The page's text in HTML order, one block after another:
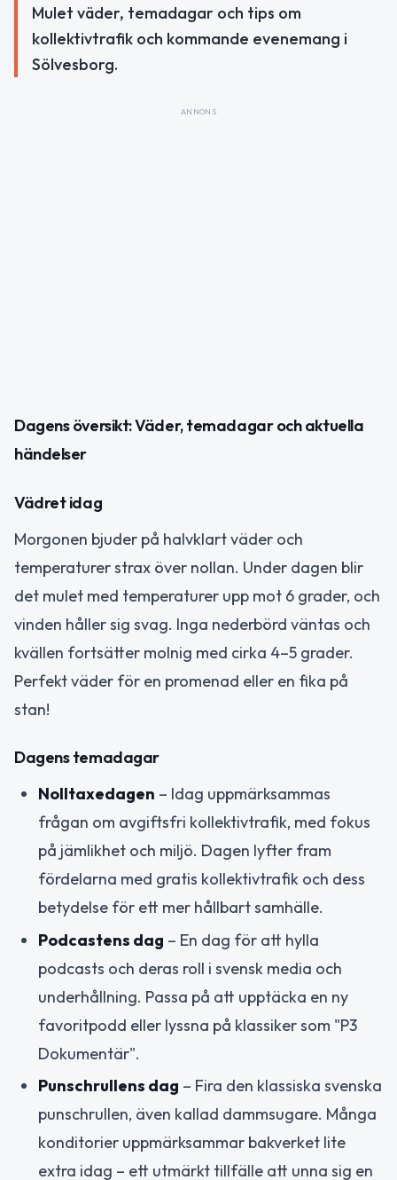
Mulet väder, temadagar och tips om
kollektivtrafik och kommande evenemang i
Sölvesborg.
ANNONS
Dagens översikt: Väder, temadagar och aktuella
händelser
Vädret idag
Morgonen bjuder på halvklart väder och
temperaturer strax över nollan. Under dagen blir
det mulet med temperaturer upp mot 6 grader, och
vinden håller sig svag. Inga nederbörd väntas och
kvällen fortsätter molnig med cirka 4–5 grader.
Perfekt väder för en promenad eller en fika på
stan!
Dagens temadagar
Nolltaxedagen – Idag uppmärksammas
frågan om avgiftsfri kollektivtrafik, med fokus
på jämlikhet och miljö. Dagen lyfter fram
fördelarna med gratis kollektivtrafik och dess
betydelse för ett mer hållbart samhälle.
Podcastens dag – En dag för att hylla
podcasts och deras roll i svensk media och
underhållning. Passa på att upptäcka en ny
favoritpodd eller lyssna på klassiker som "P3
Dokumentär".
Punschrullens dag – Fira den klassiska svenska
punschrullen, även kallad dammsugare. Många
konditorier uppmärksammar bakverket lite
extra idag – ett utmärkt tillfälle att unna sig en